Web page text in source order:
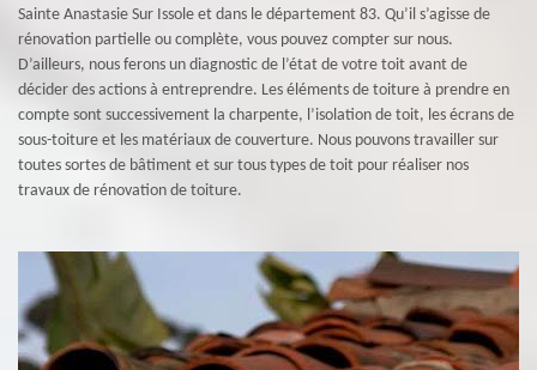
Sainte Anastasie Sur Issole et dans le département 83. Qu’il s’agisse de
rénovation partielle ou complète, vous pouvez compter sur nous.
D’ailleurs, nous ferons un diagnostic de l’état de votre toit avant de
décider des actions à entreprendre. Les éléments de toiture à prendre en
compte sont successivement la charpente, l’isolation de toit, les écrans de
sous-toiture et les matériaux de couverture. Nous pouvons travailler sur
toutes sortes de bâtiment et sur tous types de toit pour réaliser nos
travaux de rénovation de toiture.